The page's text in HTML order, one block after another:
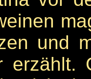
und
erzählt.